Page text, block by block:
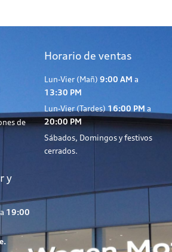
de
Horario de ventas
Lun-Vier (Mañ) 9:00 AM a
13:30 PM
Lun-Vier (Tardes) 16:00 PM a
20:00 PM
Sábados, Domingos y festivos
cerrados.
y
a 19:00